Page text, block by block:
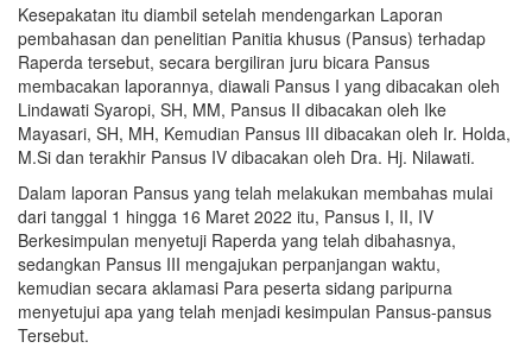
Kesepakatan itu diambil setelah mendengarkan Laporan
pembahasan dan penelitian Panitia khusus (Pansus) terhadap
Raperda tersebut, secara bergiliran juru bicara Pansus
membacakan laporannya, diawali Pansus I yang dibacakan oleh
Lindawati Syaropi, SH, MM, Pansus II dibacakan oleh Ike
Mayasari, SH, MH, Kemudian Pansus III dibacakan oleh Ir. Holda,
M.Si dan terakhir Pansus IV dibacakan oleh Dra. Hj. Nilawati.
Dalam laporan Pansus yang telah melakukan membahas mulai
dari tanggal 1 hingga 16 Maret 2022 itu, Pansus I, II, IV
Berkesimpulan menyetuji Raperda yang telah dibahasnya,
sedangkan Pansus III mengajukan perpanjangan waktu,
kemudian secara aklamasi Para peserta sidang paripurna
menyetujui apa yang telah menjadi kesimpulan Pansus-pansus
Tersebut.